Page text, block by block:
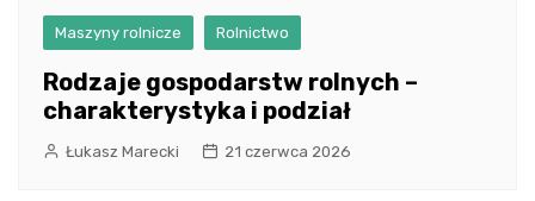
Maszyny rolnicze Rolnictwo
Rodzaje gospodarstw rolnych –
charakterystyka i podział
Łukasz Marecki 21 czerwca 2026